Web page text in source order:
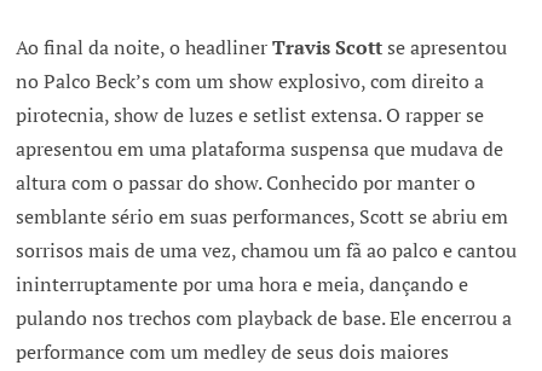
Ao final da noite, o headlinerTravis Scottse apresentou
no Palco Beck’s com um show explosivo, com direito a
pirotecnia, show de luzes e setlist extensa. O rapper se
apresentou em uma plataforma suspensa que mudava de
altura com o passar do show. Conhecido por manter o
semblante sério em suas performances, Scott se abriu em
sorrisos mais de uma vez, chamou um fã ao palco e cantou
ininterruptamente por uma hora e meia, dançando e
pulando nos trechos com playback de base. Ele encerrou a
performance com um medley de seus dois maiores